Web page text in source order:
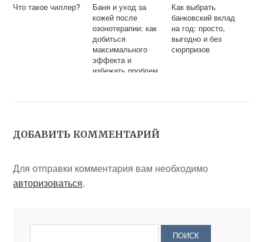
Что такое чиллер?
Баня и уход за
кожей после
озонотерапии: как
добиться
максимального
эффекта и
избежать проблем
Как выбрать
банковский вклад
на год: просто,
выгодно и без
сюрпризов
ДОБАВИТЬ КОММЕНТАРИЙ
Для отправки комментария вам необходимо
авторизоваться.